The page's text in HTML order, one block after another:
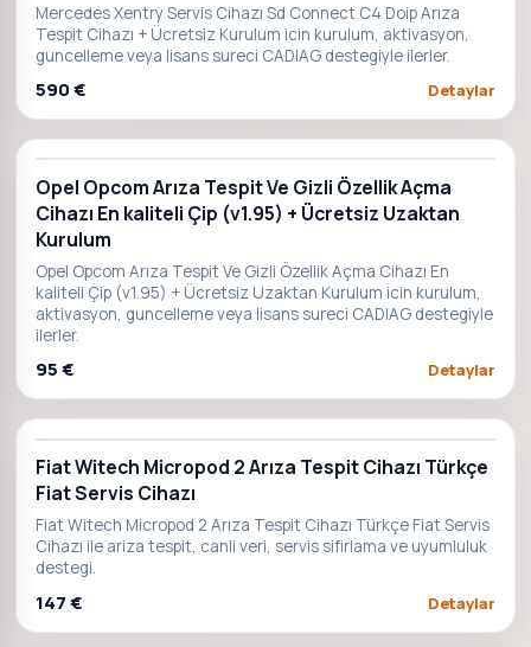
Mercedes Xentry Servis Cihazı Sd Connect C4 Doip Arıza
Tespit Cihazı + Ücretsiz Kurulum icin kurulum, aktivasyon,
guncelleme veya lisans sureci CADIAG destegiyle ilerler.
590 € Detaylar
Opel Opcom Arıza Tespit Ve Gizli Özellik Açma
Cihazı En kaliteli Çip (v1.95) + Ücretsiz Uzaktan
Kurulum
Opel Opcom Arıza Tespit Ve Gizli Özellik Açma Cihazı En
kaliteli Çip (v1.95) + Ücretsiz Uzaktan Kurulum icin kurulum,
aktivasyon, guncelleme veya lisans sureci CADIAG destegiyle
ilerler.
95 € Detaylar
Fiat Witech Micropod 2 Arıza Tespit Cihazı Türkçe
Fiat Servis Cihazı
Fiat Witech Micropod 2 Arıza Tespit Cihazı Türkçe Fiat Servis
Cihazı ile ariza tespit, canli veri, servis sifirlama ve uyumluluk
destegi.
147 € Detaylar